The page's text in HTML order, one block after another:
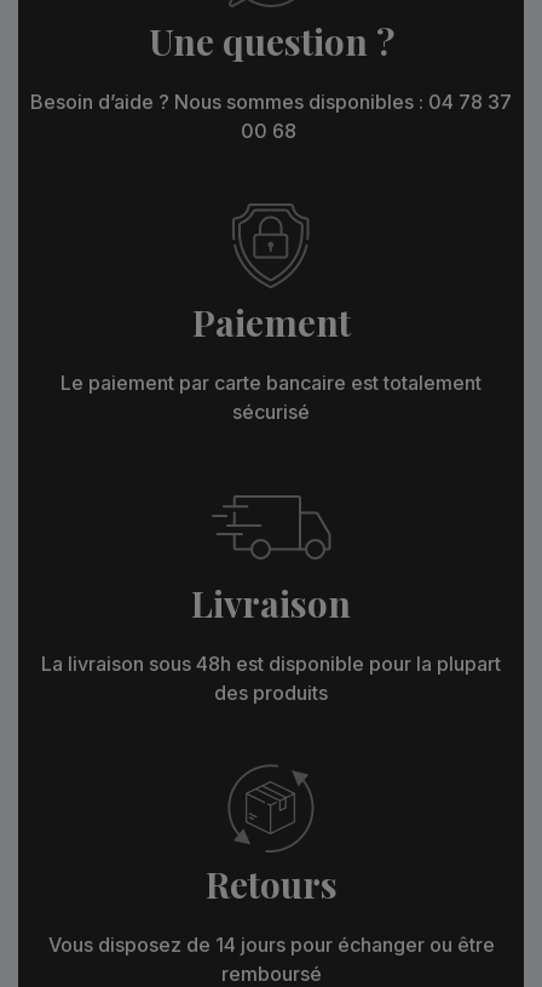
Une question ?
Besoin d’aide ? Nous sommes disponibles : 04 78 37
00 68
Paiement
Le paiement par carte bancaire est totalement
sécurisé
Livraison
La livraison sous 48h est disponible pour la plupart
des produits
Retours
Vous disposez de 14 jours pour échanger ou être
remboursé